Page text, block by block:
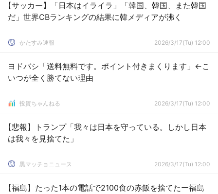
【サッカー】「日本はイライラ」「韓国、韓国、また韓国
だ」世界CBランキングの結果に韓メディアが沸く
かたすみ速報 2026/3/17(Tu) 12:00
ヨドバシ「送料無料です。ポイント付きまくります」←こ
いつが全く勝てない理由
投資ちゃんねる 2026/3/17(Tu) 12:00
【悲報】トランプ「我々は日本を守っている。しかし日本
は我々を見捨てた」
黒マッチョニュース 2026/3/17(Tu) 12:00
【福島】たった1本の電話で2100食の赤飯を捨てたー福島